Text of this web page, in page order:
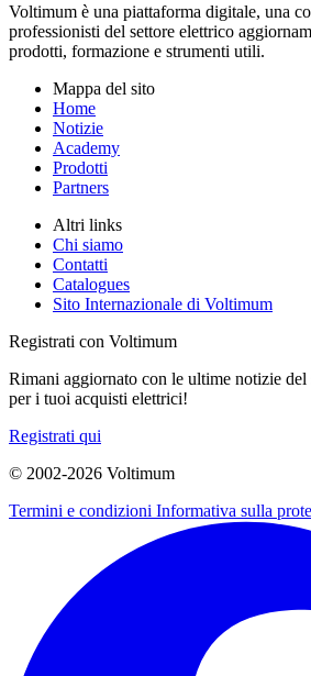
Voltimum è una piattaforma digitale, una
professionisti del settore elettrico
prodotti, formazione e strumenti utili.
Mappa del sito
Home
Notizie
Academy
Prodotti
Partners
Altri links
Chi siamo
Contatti
Catalogues
Sito Internazionale di Voltimum
Registrati con Voltimum
Rimani aggiornato con le ultime notizie del
per i tuoi acquisti elettrici!
Registrati qui
© 2002-2026 Voltimum
Termini e condizioni Informativa sulla